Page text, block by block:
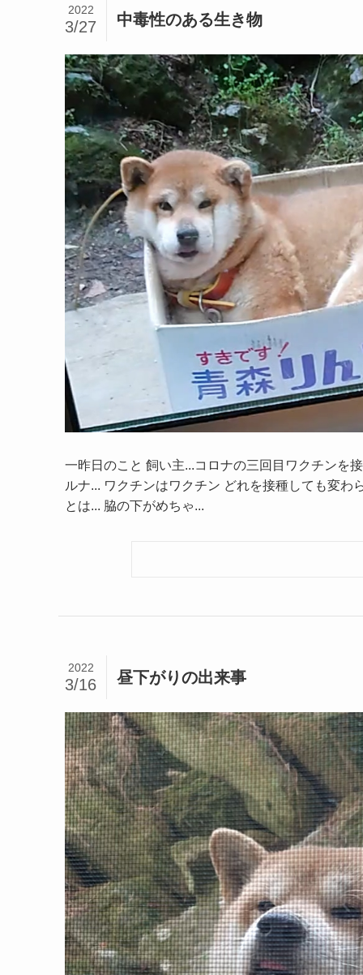
中毒性のある生き物
2022
3/27
一昨日のこと 飼い主...コロナの三回目ワクチンを
ルナ... ワクチンはワクチン どれを接種しても変
とは... 脇の下がめちゃ...
昼下がりの出来事
2022
3/16